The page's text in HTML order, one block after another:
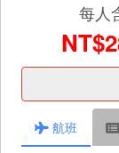
每人
航班